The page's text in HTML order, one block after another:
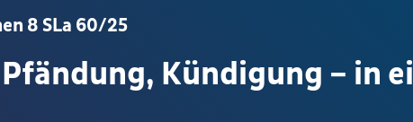
8 SLa 60/25
Kündigung – in